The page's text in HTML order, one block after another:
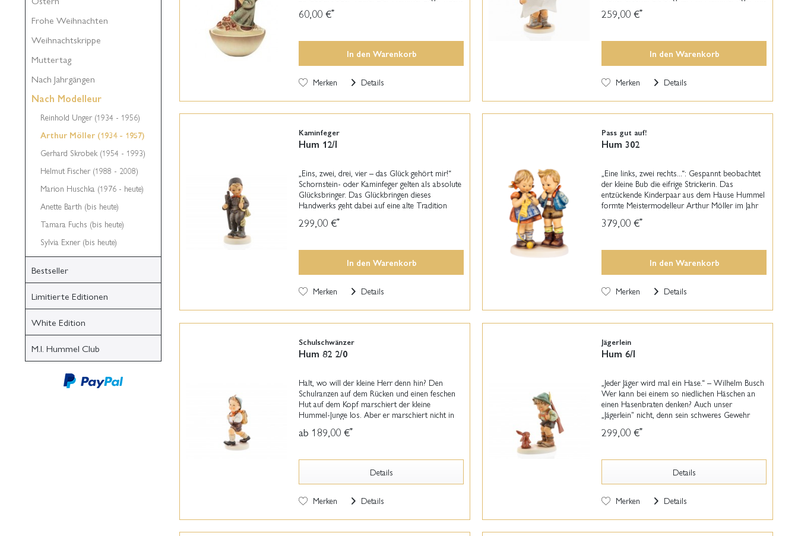
Frohe Weihnachten
Weihnachtskrippe
Muttertag
Nach Jahrgängen
Nach Modelleur
Reinhold Unger (1934 - 1956)
Arthur Möller (1934 - 1957)
Gerhard Skrobek (1954 - 1993)
Helmut Fischer (1988 - 2008)
Marion Huschka (1976 - heute)
Anette Barth (bis heute)
Tamara Fuchs (bis heute)
Sylvia Exner (bis heute)
Bestseller
Limitierte Editionen
White Edition
M.I. Hummel Club
die...
60,00 €*
In den Warenkorb
Merken Details
Das...
259,00 €*
In den Warenkorb
Merken Details
Kaminfeger
Hum 12/I
„Eins, zwei, drei, vier – das Glück gehört mir!“
Schornstein- oder Kaminfeger gelten als absolute
Glücksbringer. Das Glückbringen dieses
Handwerks geht dabei auf eine alte Tradition
zurück: Weil es früher in Städten häufig brannte
und...
299,00 €*
In den Warenkorb
Merken Details
Pass gut auf!
Hum 302
„Eine links, zwei rechts...“: Gespannt beobachtet
der kleine Bub die eifrige Strickerin. Das
entzückende Kinderpaar aus dem Hause Hummel
formte Meistermodelleur Arthur Möller im Jahr
1955. Diese original M.I. Hummel-Figur
begeistert...
379,00 €*
In den Warenkorb
Merken Details
Schulschwänzer
Hum 82 2/0
Halt, wo will der kleine Herr denn hin? Den
Schulranzen auf dem Rücken und einen feschen
Hut auf dem Kopf marschiert der kleine
Hummel-Junge los. Aber er marschiert nicht in
"Schulschwänzer" alle...
ab 189,00 €*
Details
Merken Details
Jägerlein
Hum 6/I
„Jeder Jäger wird mal ein Hase.“ – Wilhelm Busch
Wer kann bei einem so niedlichen Häschen an
einen Hasenbraten denken? Auch unser
„Jägerlein" nicht, denn sein schweres Gewehr
jedenfalls ist froh,...
299,00 €*
Details
Merken Details